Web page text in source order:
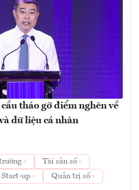
tháo gỡ điểm nghẽn về
dữ liệu cá nhân
Tài sản số
Start-up Quản trị số